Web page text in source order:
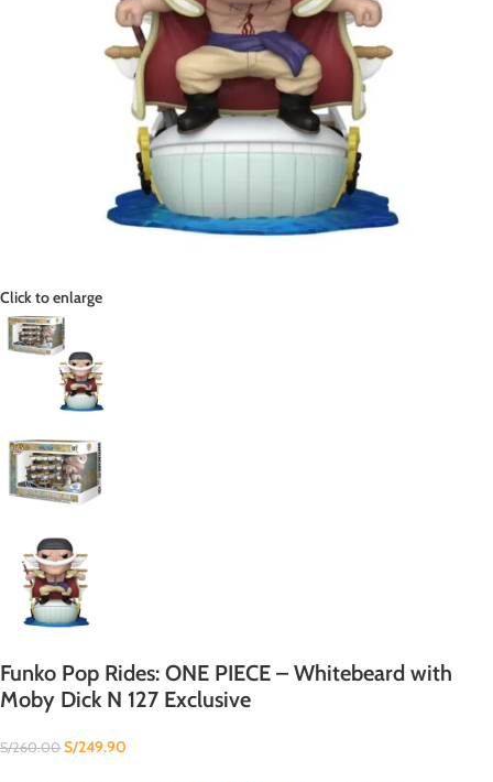
Click to enlarge
Funko Pop Rides: ONE PIECE – Whitebeard with
Moby Dick N 127 Exclusive
S/260.00 S/249.90